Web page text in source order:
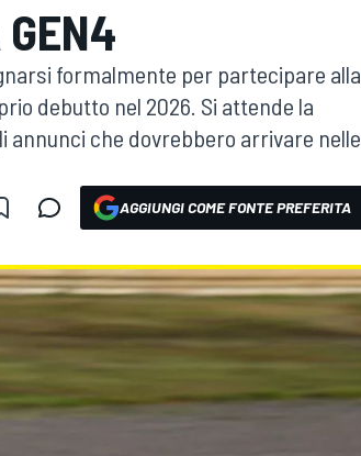
formalmente per partecipare alla
debutto nel 2026. Si attende la
che dovrebbero arrivare nelle
AGGIUNGI COME FONTE PREFERITA